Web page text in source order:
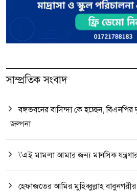
সাম্প্রতিক সংবাদ
বঙ্গভবনের বাসিন্দা কে হচ্ছেন,
জল্পনা
\'এই মামলা আমার জন্য মানসিক
হেফাজতের আমির মুহিব্বুল্লাহ বাবুনগরীর